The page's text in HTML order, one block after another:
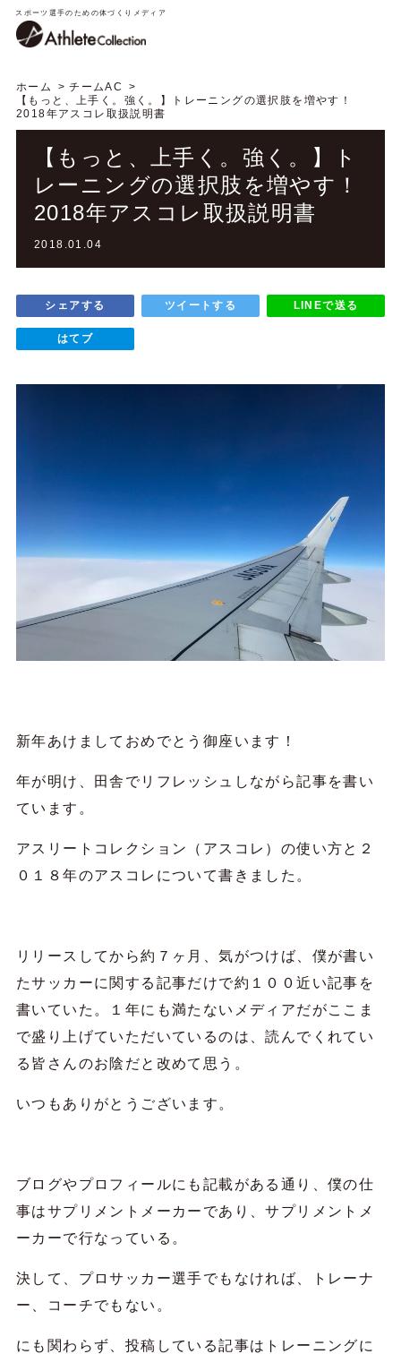
スポーツ選手のための体づくりメディア
ホーム
チームAC
【もっと、上手く。強く。】トレーニングの選択肢を増やす！
2018年アスコレ取扱説明書
【もっと、上手く。強く。】ト
レーニングの選択肢を増やす！
2018年アスコレ取扱説明書
2018.01.04
シェアする ツイートする LINEで送る
はてブ
新年あけましておめでとう御座います！
年が明け、田舎でリフレッシュしながら記事を書い
ています。
アスリートコレクション（アスコレ）の使い方と２
０１８年のアスコレについて書きました。
リリースしてから約７ヶ月、気がつけば、僕が書い
たサッカーに関する記事だけで約１００近い記事を
書いていた。１年にも満たないメディアだがここま
で盛り上げていただいているのは、読んでくれてい
る皆さんのお陰だと改めて思う。
いつもありがとうございます。
ブログやプロフィールにも記載がある通り、僕の仕
事はサプリメントメーカーであり、サプリメントメ
ーカーで行なっている。
決して、プロサッカー選手でもなければ、トレーナ
ー、コーチでもない。
にも関わらず、投稿している記事はトレーニングに